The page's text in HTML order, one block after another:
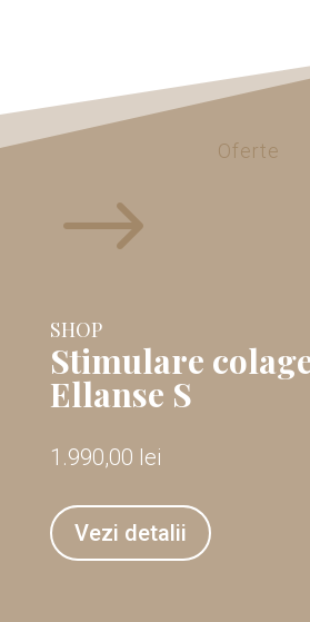
Oferte
$
SHOP
Stimulare
Ellanse S
1.990,00 lei
Vezi detalii